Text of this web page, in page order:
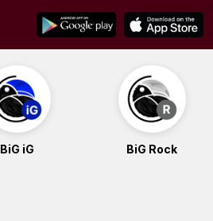
BiG iG BiG Rock